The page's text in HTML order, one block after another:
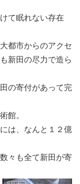
て眠れない存在
都市からのアクセ
新田の尽力で造ら
の寄付があって完
館。
は、なんと１２億
々も全て新田が寄